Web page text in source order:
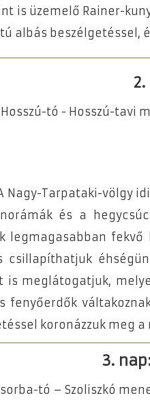
is üzemelő Rainer-
albás
tó - Hosszú-
Tarpataki-völgy
és a
csillapíthatjuk
meglátogatjuk,
fenyőerdők
koronázzuk meg
3.
tó – Szoliszkó